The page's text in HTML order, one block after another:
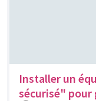
Installer un
sécurisé" pour